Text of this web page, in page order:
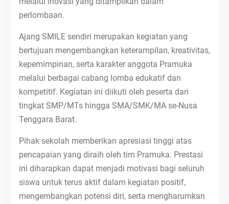
perlombaan.
Ajang SMILE sendiri merupakan kegiatan yang
bertujuan mengembangkan keterampilan, kreativitas,
kepemimpinan, serta karakter anggota Pramuka
melalui berbagai cabang lomba edukatif dan
kompetitif. Kegiatan ini diikuti oleh peserta dari
tingkat SMP/MTs hingga SMA/SMK/MA se-Nusa
Tenggara Barat.
Pihak sekolah memberikan apresiasi tinggi atas
pencapaian yang diraih oleh tim Pramuka. Prestasi
ini diharapkan dapat menjadi motivasi bagi seluruh
siswa untuk terus aktif dalam kegiatan positif,
mengembangkan potensi diri, serta mengharumkan